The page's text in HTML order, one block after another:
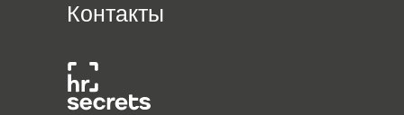
Контакты